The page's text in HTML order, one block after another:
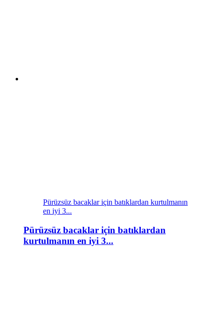
Pürüzsüz bacaklar için batıklardan kurtulmanın
en iyi 3...
Pürüzsüz bacaklar için batıklardan
kurtulmanın en iyi 3...